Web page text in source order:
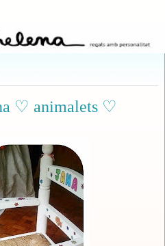
♡ animalets ♡